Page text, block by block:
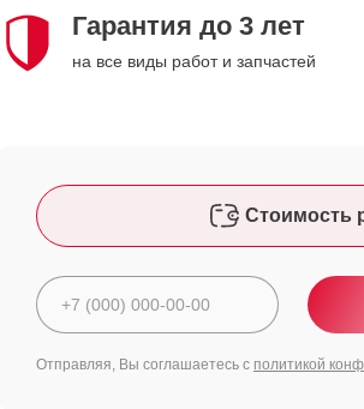
Гарантия до 3 лет
на все виды работ и запчастей
Стоимость
Отправляя, Вы соглашаетесь с политикой